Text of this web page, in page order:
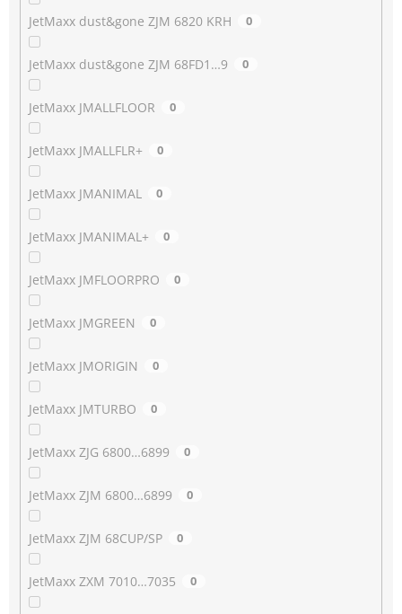
JetMaxx dust&gone ZJM 6820 KRH 0
JetMaxx dust&gone ZJM 68FD1…9 0
JetMaxx JMALLFLOOR 0
JetMaxx JMALLFLR+ 0
JetMaxx JMANIMAL 0
JetMaxx JMANIMAL+ 0
JetMaxx JMFLOORPRO 0
JetMaxx JMGREEN 0
JetMaxx JMORIGIN 0
JetMaxx JMTURBO 0
JetMaxx ZJG 6800…6899 0
JetMaxx ZJM 6800…6899 0
JetMaxx ZJM 68CUP/SP 0
JetMaxx ZXM 7010…7035 0